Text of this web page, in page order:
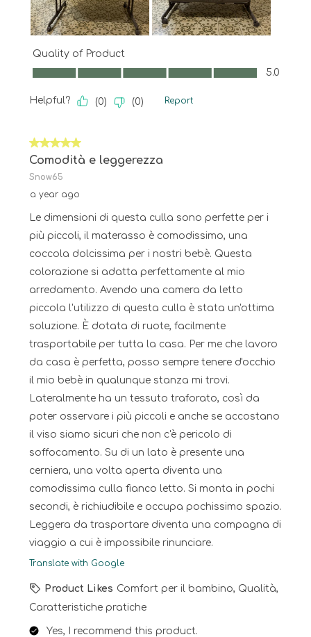
Quality of Product
Quality of Product, 5.0 out of 5
5.0
Helpful? (0) (0) Report
5 out of 5 stars.
Comodità e leggerezza
Snow65
a year ago
Le dimensioni di questa culla sono perfette per i
più piccoli, il materasso è comodissimo, una
coccola dolcissima per i nostri bebè. Questa
colorazione si adatta perfettamente al mio
arredamento. Avendo una camera da letto
piccola l'utilizzo di questa culla è stata un'ottima
soluzione. È dotata di ruote, facilmente
trasportabile per tutta la casa. Per me che lavoro
da casa è perfetta, posso sempre tenere d'occhio
il mio bebè in qualunque stanza mi trovi.
Lateralmente ha un tessuto traforato, così da
poter osservare i più piccoli e anche se accostano
il viso siamo sicuri che non c'è pericolo di
soffocamento. Su di un lato è presente una
cerniera, una volta aperta diventa una
comodissima culla fianco letto. Si monta in pochi
secondi, è richiudibile e occupa pochissimo spazio.
Leggera da trasportare diventa una compagna di
viaggio a cui è impossibile rinunciare.
Translate with Google
Product Likes Comfort per il bambino, Qualità,
Caratteristiche pratiche
Yes, I recommend this product.